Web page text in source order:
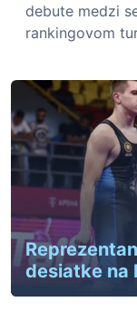
debute medzi
rankingovom
desiatke na